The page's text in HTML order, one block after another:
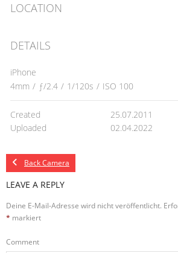
LOCATION
DETAILS
iPhone
4mm / ƒ/2.4 / 1/120s / ISO 100
Created
25.07.2011
Uploaded
02.04.2022
Back Camera
LEAVE A REPLY
Deine E-Mail-Adresse wird nicht veröffentlicht.
* markiert
Comment